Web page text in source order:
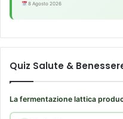
8 Agosto 2026
Quiz Salute &
La fermentazione lattica